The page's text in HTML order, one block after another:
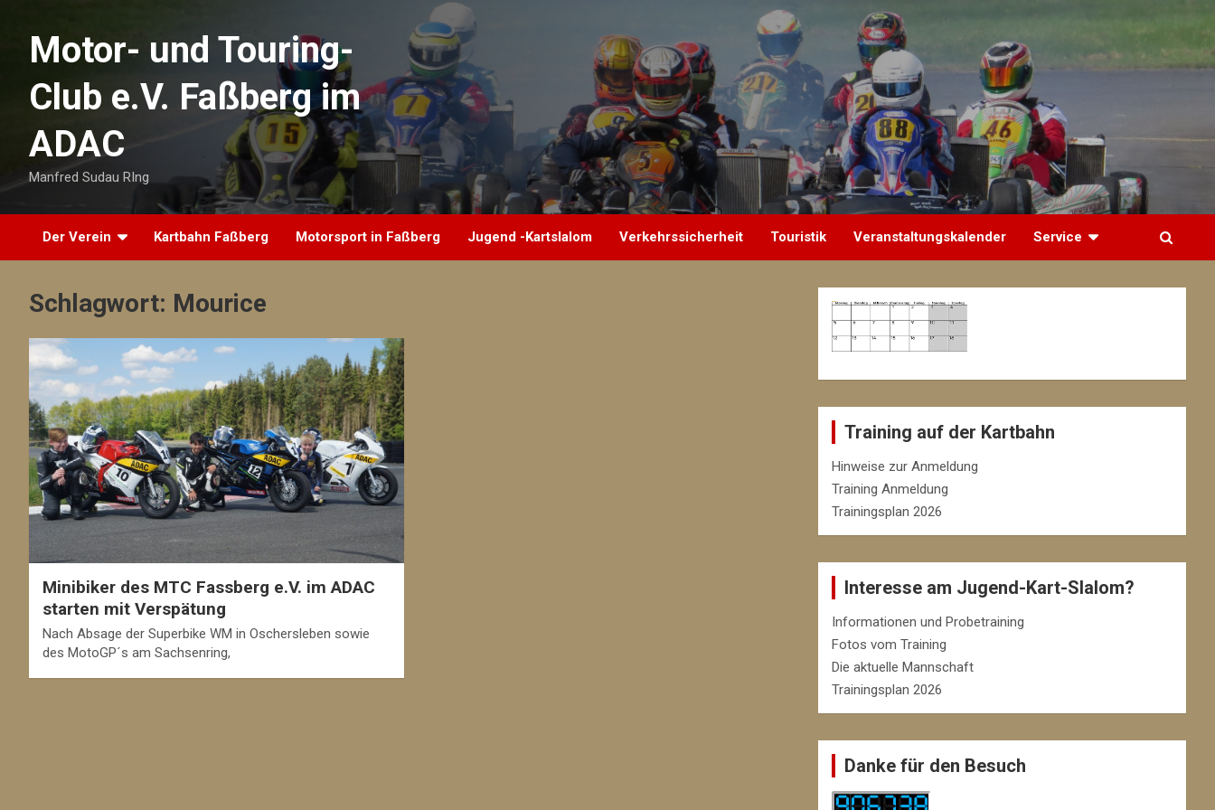
contentMotor- und Touring-
Club e.V. Faßberg im
ADAC
Manfred Sudau RIng
Der Verein Kartbahn Faßberg Motorsport in Faßberg Jugend -Kartslalom Verkehrssicherheit Touristik Veranstaltungskalender Service
Schlagwort: Mourice
Minibiker des MTC Fassberg e.V. im ADAC
starten mit Verspätung
Nach Absage der Superbike WM in Oschersleben sowie
des MotoGP´s am Sachsenring,
Training auf der Kartbahn
Hinweise zur Anmeldung
Training Anmeldung
Trainingsplan 2026
Interesse am Jugend-Kart-Slalom?
Informationen und Probetraining
Fotos vom Training
Die aktuelle Mannschaft
Trainingsplan 2026
Danke für den Besuch